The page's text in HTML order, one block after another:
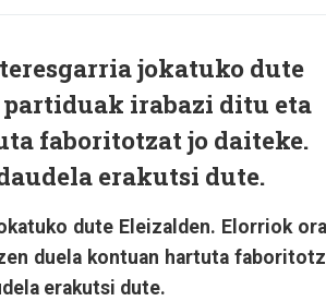
jokatuko dute
irabazi ditu eta
faboritotzat jo daiteke.
erakutsi dute.
dute Eleizalden. Elorriok
duela kontuan hartuta
erakutsi dute.